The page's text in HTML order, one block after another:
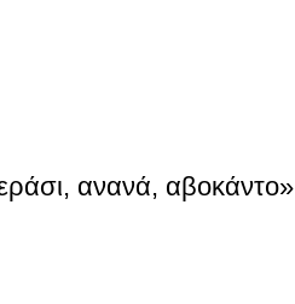
ανανά, αβοκάντο»